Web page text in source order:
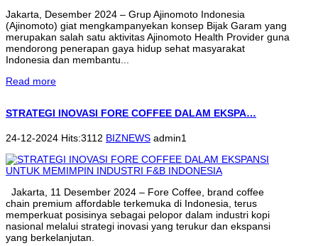
Jakarta, Desember 2024 – Grup Ajinomoto Indonesia
(Ajinomoto) giat mengkampanyekan konsep Bijak Garam yang
merupakan salah satu aktivitas Ajinomoto Health Provider guna
mendorong penerapan gaya hidup sehat masyarakat
Indonesia dan membantu...
Read more
STRATEGI INOVASI FORE COFFEE DALAM EKSPA…
24-12-2024 Hits:3112 BIZNEWS admin1
Jakarta, 11 Desember 2024 – Fore Coffee, brand coffee
chain premium affordable terkemuka di Indonesia, terus
memperkuat posisinya sebagai pelopor dalam industri kopi
nasional melalui strategi inovasi yang terukur dan ekspansi
yang berkelanjutan.